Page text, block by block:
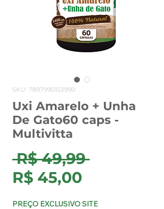
SKU: 7897990153990
Uxi Amarelo + Unha
De Gato60 caps -
Multivitta
R$ 49,99 Preço
R$ 45,00Preço
PREÇO EXCLUSIVO SITE